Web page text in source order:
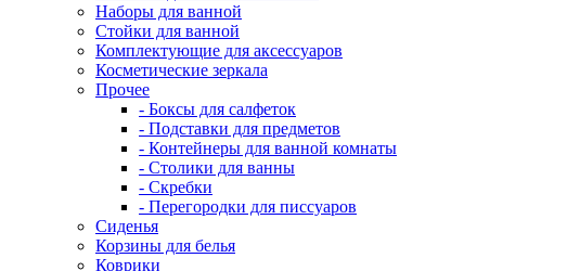
Наборы для ванной
Стойки для ванной
Комплектующие для аксессуаров
Косметические зеркала
Прочее
- Боксы для салфеток
- Подставки для предметов
- Контейнеры для ванной комнаты
- Столики для ванны
- Скребки
- Перегородки для писсуаров
Сиденья
Корзины для белья
Коврики